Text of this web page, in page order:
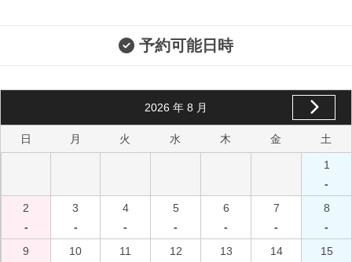
予約可能日時
2026 年 8 月
日 月 火 水 木 金 土
1
-
2
-
3
-
4
-
5
-
6
-
7
-
8
-
9
10
11
12
13
14
15